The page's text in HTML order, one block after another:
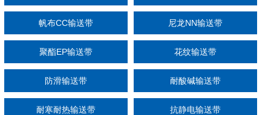
帆布CC输送带 尼龙NN输送带
聚酯EP输送带 花纹输送带
防滑输送带 耐酸碱输送带
耐寒耐热输送带 抗静电输送带